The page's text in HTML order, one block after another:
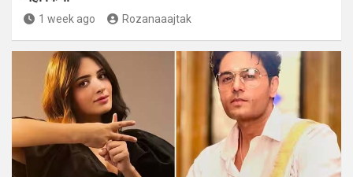
1 week ago Rozanaaajtak